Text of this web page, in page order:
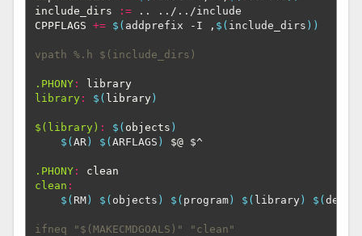
include_dirs
:=
CPPFLAGS
+= $( addprefix -I , $( include_dirs ))
vpath %.h $(include_dirs)
.PHONY :
library
library : $( library)
$(library) : $( objects )
$(AR ) $(ARFLAGS ) $@ $^
.PHONY :
clean
clean :
$( RM) $( objects ) $( program) $( library ) $(
ifneq "$(MAKECMDGOALS)" "clean"